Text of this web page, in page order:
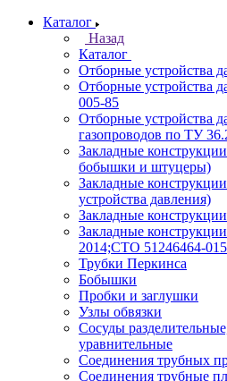
Каталог
Назад
Каталог
Отборные устройства
Отборные устройства
005-85
Отборные устройства
газопроводов по ТУ
Закладные
бобышки и штуцеры)
Закладные
устройства давления)
Закладные
Закладные
2014;СТО 51246464-
Трубки Перкинса
Бобышки
Пробки и заглушки
Узлы обвязки
Сосуды
уравнительные
Соединения трубных
Соединения трубные